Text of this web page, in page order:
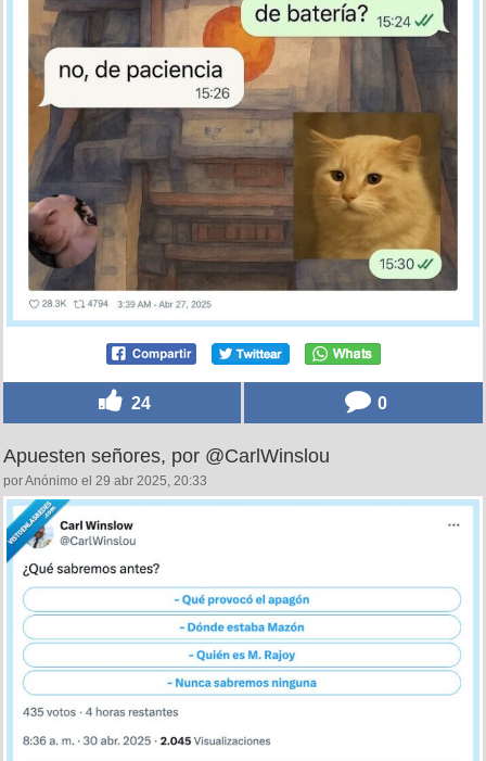
24 0
Apuesten señores, por @CarlWinslou
por Anónimo el 29 abr 2025, 20:33